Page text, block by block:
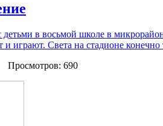
детьми в восьмой школе в
и играют. Света на стадионе
Просмотров: 690